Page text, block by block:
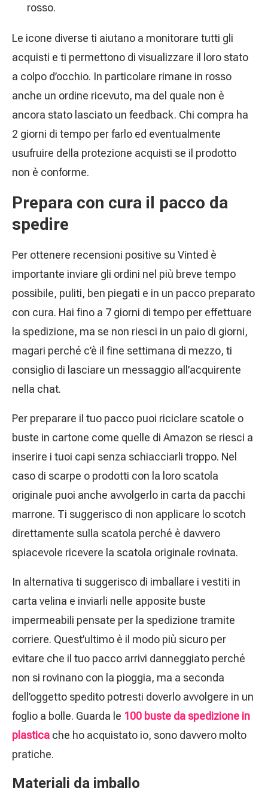
rosso.
Le icone diverse ti aiutano a monitorare tutti gli
acquisti e ti permettono di visualizzare il loro stato
a colpo d’occhio. In particolare rimane in rosso
anche un ordine ricevuto, ma del quale non è
ancora stato lasciato un feedback. Chi compra ha
2 giorni di tempo per farlo ed eventualmente
usufruire della protezione acquisti se il prodotto
non è conforme.
Prepara con cura il pacco da
spedire
Per ottenere recensioni positive su Vinted è
importante inviare gli ordini nel più breve tempo
possibile, puliti, ben piegati e in un pacco preparato
con cura. Hai fino a 7 giorni di tempo per effettuare
la spedizione, ma se non riesci in un paio di giorni,
magari perché c’è il fine settimana di mezzo, ti
consiglio di lasciare un messaggio all’acquirente
nella chat.
Per preparare il tuo pacco puoi riciclare scatole o
buste in cartone come quelle di Amazon se riesci a
inserire i tuoi capi senza schiacciarli troppo. Nel
caso di scarpe o prodotti con la loro scatola
originale puoi anche avvolgerlo in carta da pacchi
marrone. Ti suggerisco di non applicare lo scotch
direttamente sulla scatola perché è davvero
spiacevole ricevere la scatola originale rovinata.
In alternativa ti suggerisco di imballare i vestiti in
carta velina e inviarli nelle apposite buste
impermeabili pensate per la spedizione tramite
corriere. Quest’ultimo è il modo più sicuro per
evitare che il tuo pacco arrivi danneggiato perché
non si rovinano con la pioggia, ma a seconda
dell’oggetto spedito potresti doverlo avvolgere in un
foglio a bolle. Guarda le 100 buste da spedizione in
plastica che ho acquistato io, sono davvero molto
pratiche.
Materiali da imballo